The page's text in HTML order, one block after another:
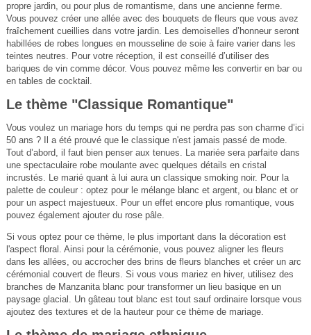
propre jardin, ou pour plus de romantisme, dans une ancienne ferme.
Vous pouvez créer une allée avec des bouquets de fleurs que vous avez
fraîchement cueillies dans votre jardin. Les demoiselles d’honneur seront
habillées de robes longues en mousseline de soie à faire varier dans les
teintes neutres. Pour votre réception, il est conseillé d’utiliser des
bariques de vin comme décor. Vous pouvez même les convertir en bar ou
en tables de cocktail.
Le thème "Classique Romantique"
Vous voulez un mariage hors du temps qui ne perdra pas son charme d’ici
50 ans ? Il a été prouvé que le classique n'est jamais passé de mode.
Tout d’abord, il faut bien penser aux tenues. La mariée sera parfaite dans
une spectaculaire robe moulante avec quelques détails en cristal
incrustés. Le marié quant à lui aura un classique smoking noir. Pour la
palette de couleur : optez pour le mélange blanc et argent, ou blanc et or
pour un aspect majestueux. Pour un effet encore plus romantique, vous
pouvez également ajouter du rose pâle.
Si vous optez pour ce thème, le plus important dans la décoration est
l'aspect floral. Ainsi pour la cérémonie, vous pouvez aligner les fleurs
dans les allées, ou accrocher des brins de fleurs blanches et créer un arc
cérémonial couvert de fleurs. Si vous vous mariez en hiver, utilisez des
branches de Manzanita blanc pour transformer un lieu basique en un
paysage glacial. Un gâteau tout blanc est tout sauf ordinaire lorsque vous
ajoutez des textures et de la hauteur pour ce thème de mariage.